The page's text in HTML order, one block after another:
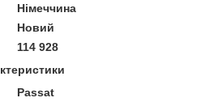
Німеччина
Новий
114 928
Passat